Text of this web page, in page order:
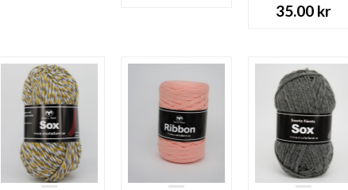
35.00 kr